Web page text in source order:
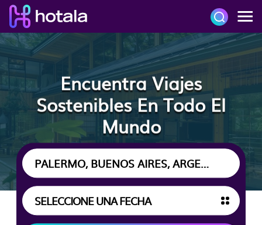
Encuentra Viajes
Sostenibles En Todo El
Mundo